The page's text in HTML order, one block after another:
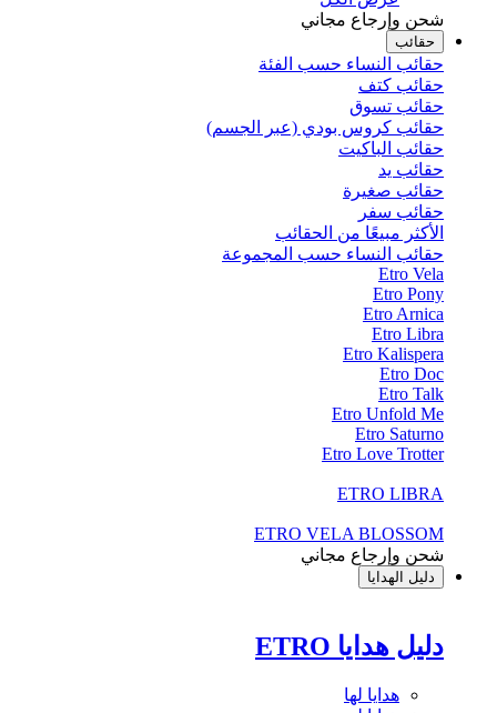
شحن وإرجاع مجاني
حقائب
حقائب النساء حسب الفئة
حقائب كتف
حقائب تسوق
حقائب كروس بودي (عبر الجسم)
حقائب الباكيت
حقائب يد
حقائب صغيرة
حقائب سفر
الأكثر مبيعًا من الحقائب
حقائب النساء حسب المجموعة
Etro Vela
Etro Pony
Etro Arnica
Etro Libra
Etro Kalispera
Etro Doc
Etro Talk
Etro Unfold Me
Etro Saturno
Etro Love Trotter
ETRO LIBRA
ETRO VELA BLOSSOM
شحن وإرجاع مجاني
دليل الهدايا
دليل هدايا ETRO
هدايا لها